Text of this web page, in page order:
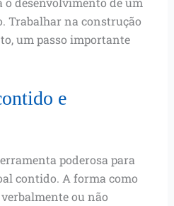
Trabalhar na construção
um passo importante
e
poderosa para
contido. A forma como
ou não